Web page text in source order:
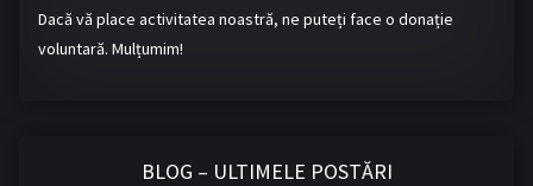
Dacă vă place activitatea noastră, ne puteți face o donație
voluntară. Mulțumim!
BLOG – ULTIMELE POSTĂRI